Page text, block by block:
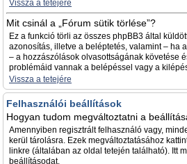
Vissza a tetejére
Mit csinál a „Fórum sütik törlése”?
Ez a funkció törli az összes phpBB3 által
azonosítás, illetve a beléptetés, valamint – ha
– a hozzászólások olvasottságának követése
problémáid vannak a belépéssel vagy a
Vissza a tetejére
Felhasználói beállítások
Hogyan tudom megváltoztatni a
Amennyiben regisztrált felhasználó vagy,
kerül tárolásra. Ezek megváltoztatásához
linkre (általában az oldal tetején található). Itt
beállításodat.